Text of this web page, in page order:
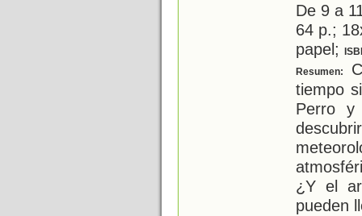
De 9 a
64 p.;
papel;
Resumen:
tiempo
Perro y
¿Y el
pueden